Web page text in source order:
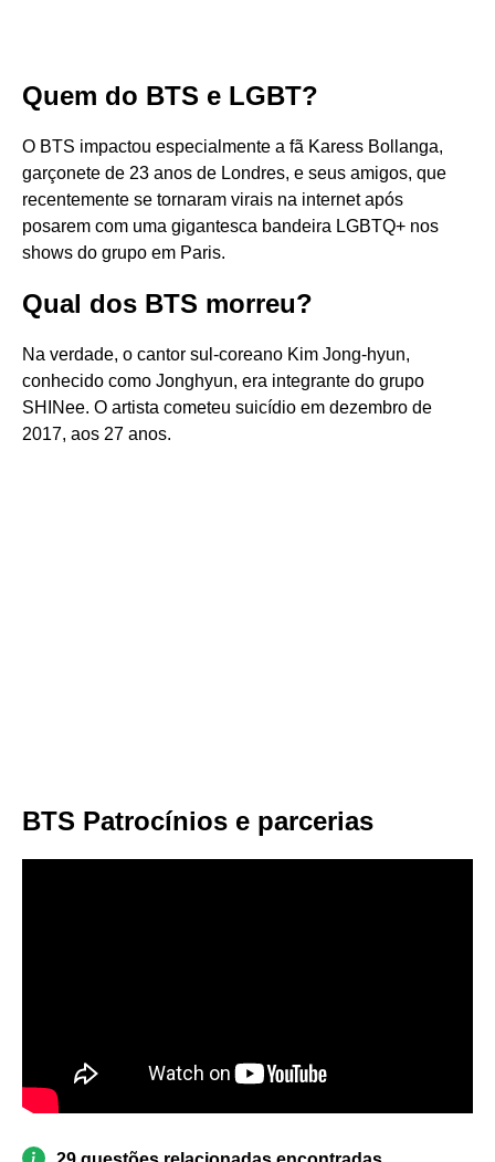
Quem do BTS e LGBT?
O BTS impactou especialmente a fã Karess Bollanga,
garçonete de 23 anos de Londres, e seus amigos, que
recentemente se tornaram virais na internet após
posarem com uma gigantesca bandeira LGBTQ+ nos
shows do grupo em Paris.
Qual dos BTS morreu?
Na verdade, o cantor sul-coreano Kim Jong-hyun,
conhecido como Jonghyun, era integrante do grupo
SHINee. O artista cometeu suicídio em dezembro de
2017, aos 27 anos.
BTS Patrocínios e parcerias